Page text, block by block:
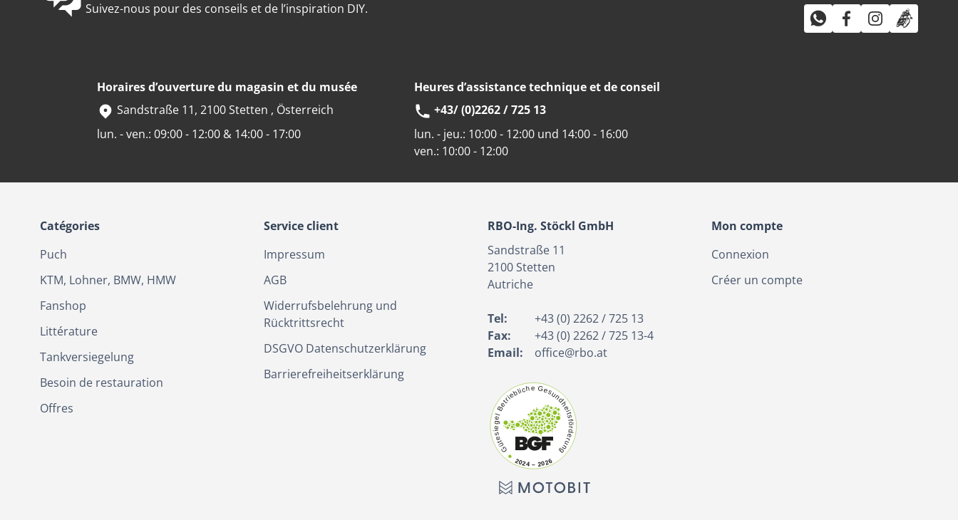
Suivez-nous pour des conseils et de l’inspiration DIY.
Horaires d’ouverture du magasin et du musée
Sandstraße 11, 2100 Stetten , Österreich
lun. - ven.: 09:00 - 12:00 & 14:00 - 17:00
Heures d’assistance technique et de conseil
+43/ (0)2262 / 725 13
lun. - jeu.: 10:00 - 12:00 und 14:00 - 16:00
ven.: 10:00 - 12:00
Catégories
Puch
KTM, Lohner, BMW, HMW
Fanshop
Littérature
Tankversiegelung
Besoin de restauration
Offres
Service client
Impressum
AGB
Widerrufsbelehrung und
Rücktrittsrecht
DSGVO Datenschutzerklärung
Barrierefreiheitserklärung
RBO-Ing. Stöckl GmbH
Sandstraße 11
2100Stetten
Autriche
Tel:
+43 (0) 2262 / 725 13
Fax:
+43 (0) 2262 / 725 13-4
Email:
office@rbo.at
Mon compte
Connexion
Créer un compte